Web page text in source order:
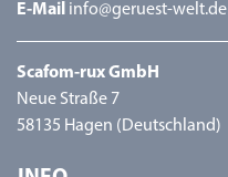
E-Mail info@geruest-welt.de
Scafom-rux GmbH
Neue Straße 7
58135 Hagen (Deutschland)